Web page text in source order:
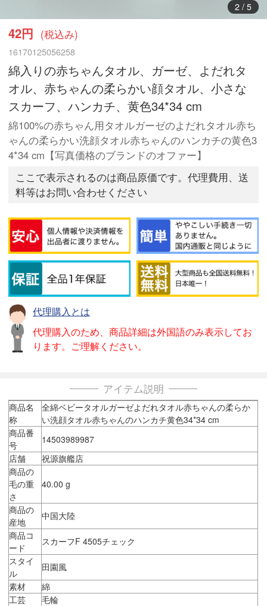
3/ 5
42円 (税込み)
16170125056258
綿入りの赤ちゃんタオル、ガーゼ、よだれタ
オル、赤ちゃんの柔らかい顔タオル、小さな
スカーフ、ハンカチ、黄色34*34 cm
綿100%の赤ちゃん用タオルガーゼのよだれタオル赤ち
ゃんの柔らかい洗顔タオル赤ちゃんのハンカチの黄色3
4*34 cm【写真価格のブランドのオファー】
ここで表示されるのは商品原価です。代理費用、送
料等はお問い合わせください
代理購入とは
代理購入のため、商品詳細は外国語のみ表示してお
ります。ご理解ください。
アイテム説明
商品名
称
全綿ベビータオルガーゼよだれタオル赤ちゃんの柔らか
い洗顔タオル赤ちゃんのハンカチ黄色34*34 cm
商品番
号
14503989987
店舗
祝源旗艦店
商品の
毛の重
さ
40.00 g
商品の
産地
中国大陸
商品コ
ード
スカーフF 4505チェック
スタイ
ル
田園風
素材
綿
工芸
毛輪